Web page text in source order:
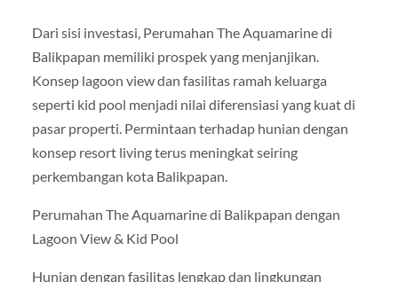
Dari sisi investasi, Perumahan The Aquamarine di
Balikpapan memiliki prospek yang menjanjikan.
Konsep lagoon view dan fasilitas ramah keluarga
seperti kid pool menjadi nilai diferensiasi yang kuat di
pasar properti. Permintaan terhadap hunian dengan
konsep resort living terus meningkat seiring
perkembangan kota Balikpapan.
Perumahan The Aquamarine di Balikpapan dengan
Lagoon View & Kid Pool
Hunian dengan fasilitas lengkap dan lingkungan